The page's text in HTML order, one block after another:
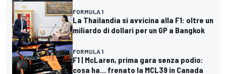
FORMULA 1
La Thailandia si avvicina alla F1: oltre un
miliardo di dollari per un GP a Bangkok
FORMULA 1
F1 | McLaren, prima gara senza podio:
cosa ha... frenato la MCL39 in Canada